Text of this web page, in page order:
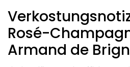
Rosé-
Armand de